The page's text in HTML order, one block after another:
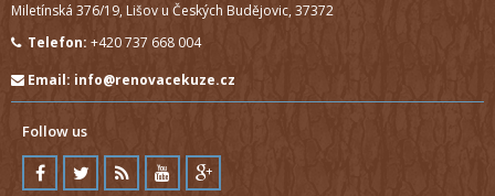
Miletínská 376/19, Lišov u Českých Budějovic, 37372
Telefon: +420 737 668 004
Email: info@renovacekuze.cz
Follow us